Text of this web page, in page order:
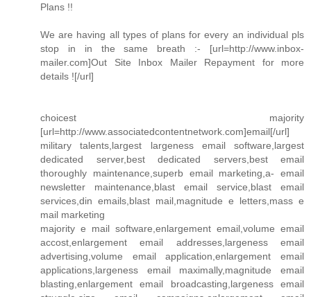
Plans !!
We are having all types of plans for every an individual pls
stop in in the same breath :- [url=http://www.inbox-
mailer.com]Out Site Inbox Mailer Repayment for more
details ![/url]
choicest majority
[url=http://www.associatedcontentnetwork.com]email[/url]
military talents,largest largeness email software,largest
dedicated server,best dedicated servers,best email
thoroughly maintenance,superb email marketing,a- email
newsletter maintenance,blast email service,blast email
services,din emails,blast mail,magnitude e letters,mass e
mail marketing
majority e mail software,enlargement email,volume email
accost,enlargement email addresses,largeness email
advertising,volume email application,enlargement email
applications,largeness email maximally,magnitude email
blasting,enlargement email broadcasting,largeness email